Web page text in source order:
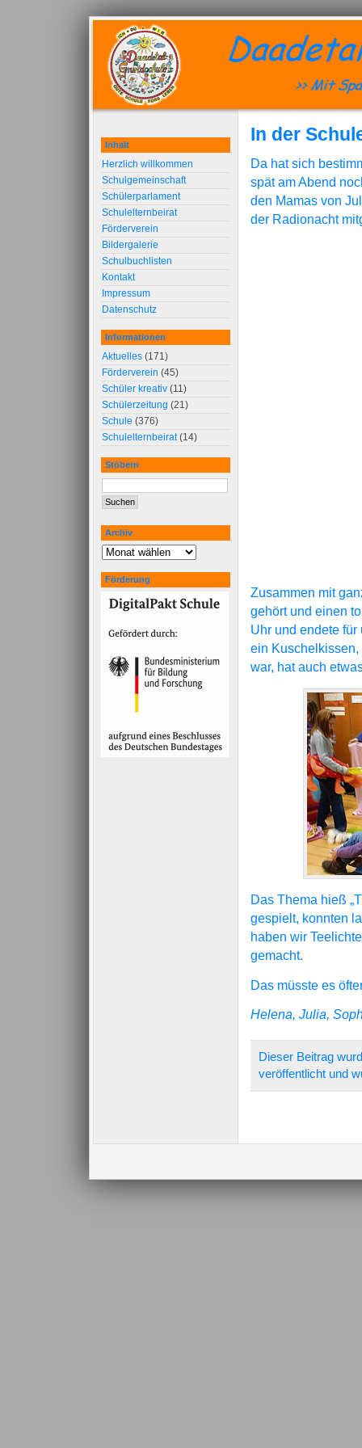
In der
Da hat sich
spät am Abend
den Mamas von
der Radionacht
Zusammen mit
gehört und einen
Uhr und endete
ein
war, hat auch
Das Thema hieß
gespielt, konnten
haben wir
gemacht.
Das müsste es
Helena, Julia,
Dieser Beitrag
veröffentlicht und
Inhalt
Herzlich willkommen
Schulgemeinschaft
Schülerparlament
Schulelternbeirat
Förderverein
Bildergalerie
Schulbuchlisten
Kontakt
Impressum
Datenschutz
Informationen
Aktuelles (171)
Förderverein (45)
Schüler kreativ (11)
Schülerzeitung (21)
Schule (376)
Schulelternbeirat(14)
Stöbern
Archiv
Förderung